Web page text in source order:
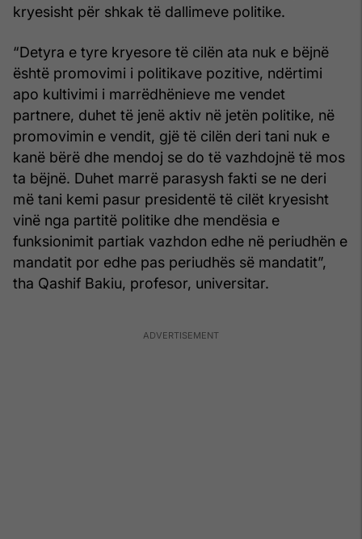
kryesisht për shkak të dallimeve politike.
“Detyra e tyre kryesore të cilën ata nuk e bëjnë
është promovimi i politikave pozitive, ndërtimi
apo kultivimi i marrëdhënieve me vendet
partnere, duhet të jenë aktiv në jetën politike, në
promovimin e vendit, gjë të cilën deri tani nuk e
kanë bërë dhe mendoj se do të vazhdojnë të mos
ta bëjnë. Duhet marrë parasysh fakti se ne deri
më tani kemi pasur presidentë të cilët kryesisht
vinë nga partitë politike dhe mendësia e
funksionimit partiak vazhdon edhe në periudhën e
mandatit por edhe pas periudhës së mandatit”,
tha Qashif Bakiu, profesor, universitar.